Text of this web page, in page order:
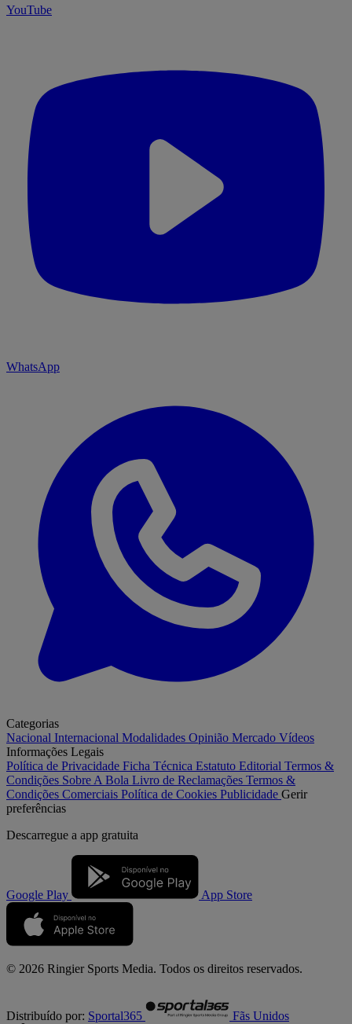
YouTube
WhatsApp
Categorias
Nacional Internacional Modalidades Opinião Mercado Vídeos
Informações Legais
Política de Privacidade Ficha Técnica Estatuto Editorial Termos &
Condições Sobre A Bola Livro de Reclamações Termos &
Condições Comerciais Política de Cookies Publicidade Gerir
preferências
Descarregue a app gratuita
Google Play App Store
© 2026 Ringier Sports Media. Todos os direitos reservados.
Distribuído por: Sportal365 Fãs Unidos